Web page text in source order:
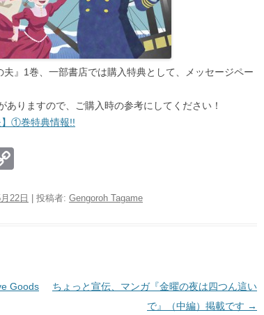
』1巻、一部書店では購入特典として、メッセージペー
りますので、ご購入時の参考にしてください！
】①巻特典情報!!
p
k
22日 投稿者: Gengoroh Tagame
Goods
ちょっと宣伝、マンガ『金曜の夜は四つん這い
で』（中編）掲載です →